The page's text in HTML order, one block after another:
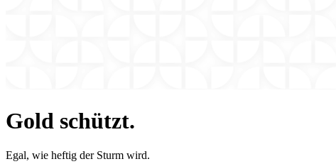
Gold schützt.
Egal, wie heftig der Sturm wird.